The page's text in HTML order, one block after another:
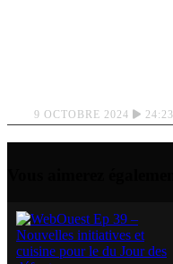
9 OCTOBRE 2024 24:23